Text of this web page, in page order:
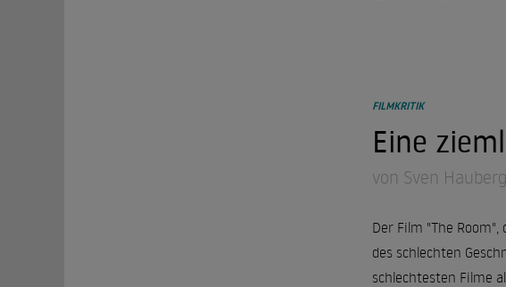
FILMKRITIK
Eine
von Sven Hauberg
Der Film "The
des schlechten
schlechtesten Filme